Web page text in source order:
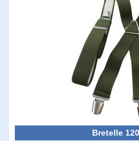
Bretelle